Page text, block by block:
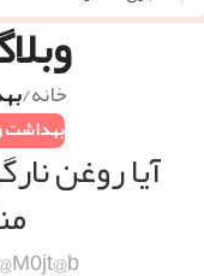
خانه/
بهداشت
آیا روغن
M0jt@b@